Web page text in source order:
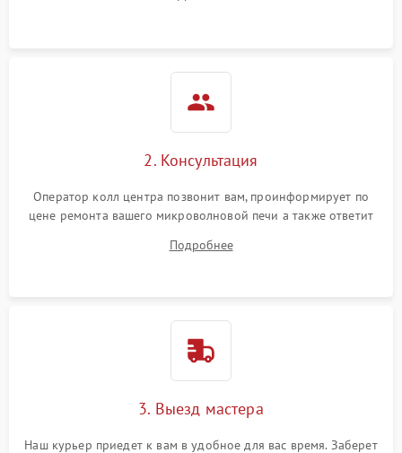
2. Консультация
Оператор колл центра позвонит вам, проинформирует по
цене ремонта вашего микроволновой печи а также ответит
Подробнее
3. Выезд мастера
Наш курьер приедет к вам в удобное для вас время. Заберет